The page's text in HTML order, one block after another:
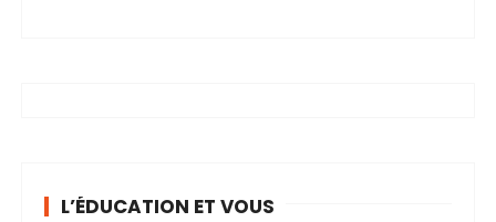
L’ÉDUCATION ET VOUS